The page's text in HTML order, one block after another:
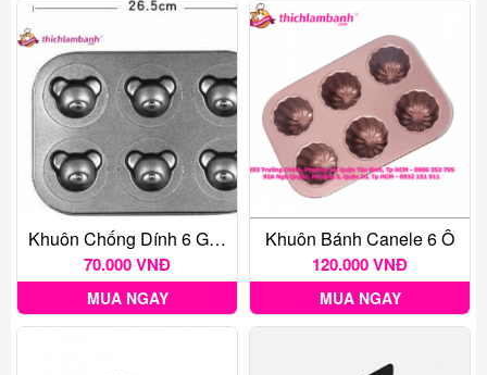
Khuôn Chống Dính 6 Gấu
70.000 VNĐ
MUA NGAY
Khuôn Bánh Canele 6 Ô
120.000 VNĐ
MUA NGAY